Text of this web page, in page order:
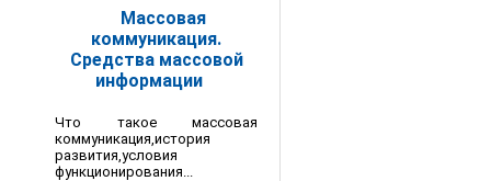
Массовая
коммуникация.
Средства массовой
информации
Что такое массовая
коммуникация,история
развития,условия
функционирования...